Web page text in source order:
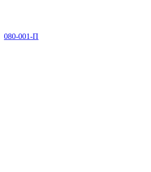
080-001-П